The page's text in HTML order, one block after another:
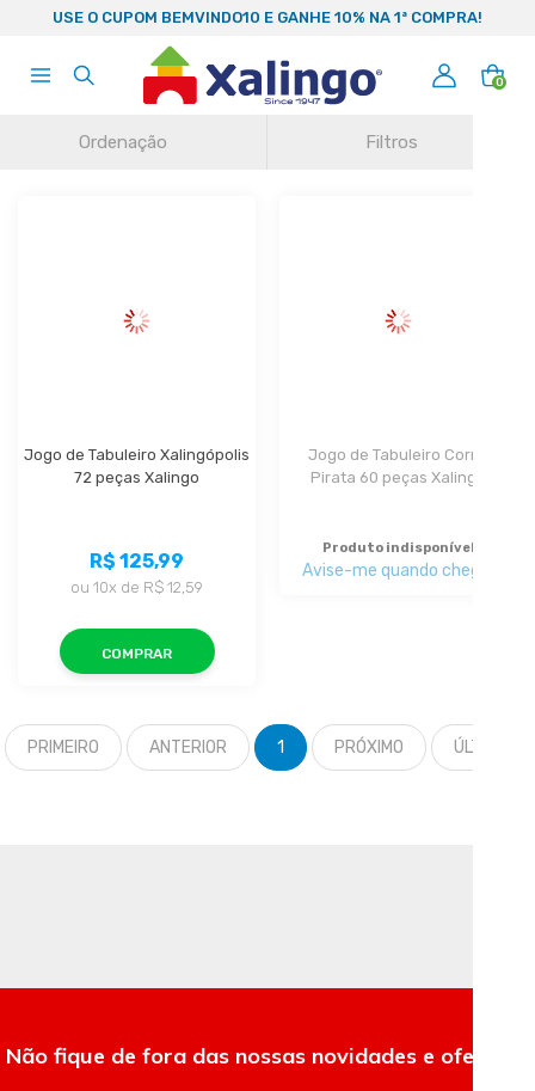
USE O CUPOM BEMVINDO10 E GANHE 10% NA 1ª COMPRA!
0
Ordenação Filtros
Jogo de Tabuleiro Xalingópolis
72 peças Xalingo
R$ 125,99
ou 10x de R$ 12,59
COMPRAR
Jogo de Tabuleiro Corre
Pirata 60 peças Xalingo
Produto indisponível
Avise-me quando chegar
PRIMEIRO ANTERIOR 1 PRÓXIMO ÚLTIMO
Não fique de fora das nossas novidades e ofertas.